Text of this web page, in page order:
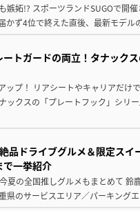
嫉妬!? スポーツランドSUGOで開
かず4位で終えた直後、最新モデ
ートガードの両立！タナック
ップ！ リアシートやキャリアだけ
ックスの「プレートフック」シリ
品ドライブグルメ＆限定ス
で一挙紹介
夏の全国推しグルメもまとめて 鈴
県のサービスエリア／パーキング